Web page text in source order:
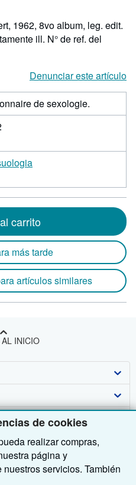
de cookies
realizar compras,
página y
servicios. También
estrellas
1962, 8vo album, leg. edit.
ill. N° de ref. del
Denunciar este artículo
de sexologie.
carrito
más tarde
artículos similares
INICIO